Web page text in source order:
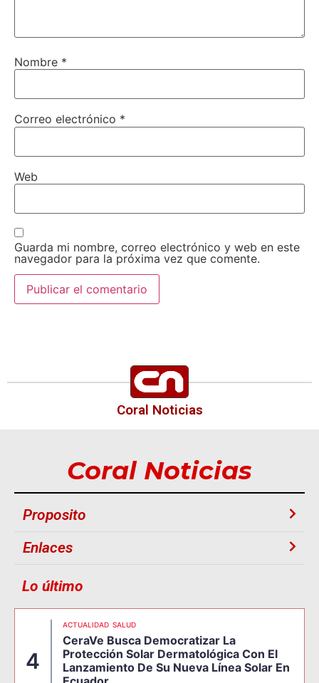
Nombre *
Correo electrónico *
Web
Guarda mi nombre, correo electrónico y web en este
navegador para la próxima vez que comente.
Coral Noticias
Coral Noticias
Proposito
Enlaces
Lo último
4
ACTUALIDAD SALUD
CeraVe Busca Democratizar La
Protección Solar Dermatológica Con El
Lanzamiento De Su Nueva Línea Solar En